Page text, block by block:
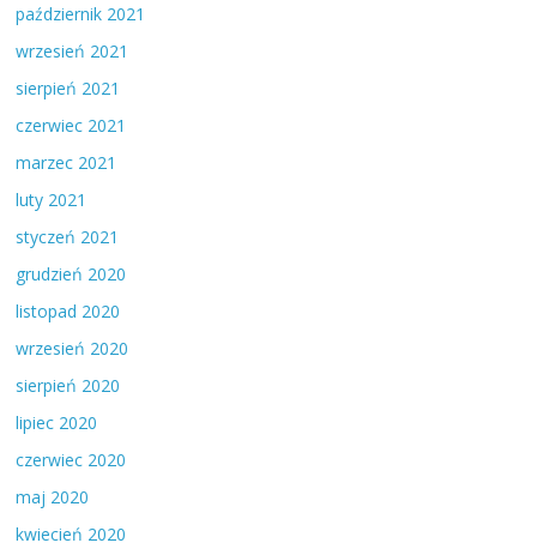
październik 2021
wrzesień 2021
sierpień 2021
czerwiec 2021
marzec 2021
luty 2021
styczeń 2021
grudzień 2020
listopad 2020
wrzesień 2020
sierpień 2020
lipiec 2020
czerwiec 2020
maj 2020
kwiecień 2020